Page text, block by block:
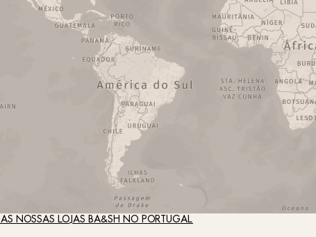
NOSSAS LOJAS BA&SH NO PORTUGAL